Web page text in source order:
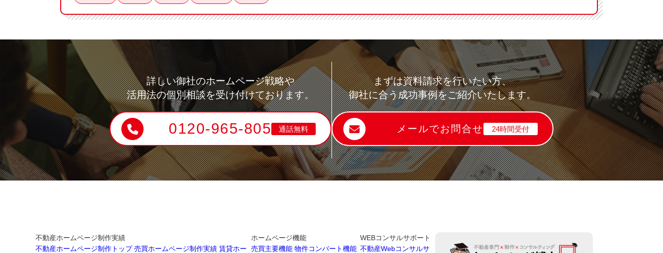
詳しい御社のホームページ戦略や
活用法の個別相談を受け付けております。
0120-965-805 通話無料
まずは資料請求を行いたい方、
御社に合う成功事例をご紹介いたします。
メールでお問合せ 24時間受付
不動産ホームページ制作実績
不動産ホームページ制作トップ 売買ホームページ制作実績 賃貸ホー
ホームページ機能
売買主要機能 物件コンバート機能
WEBコンサルサポート
不動産Webコンサルサ